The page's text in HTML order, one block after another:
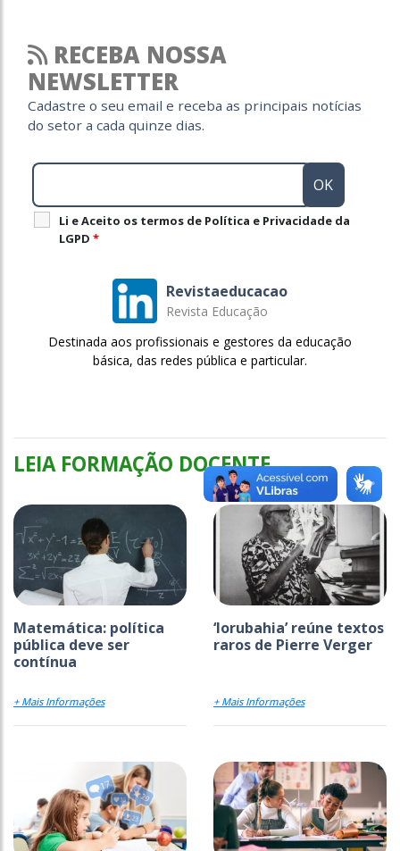
RECEBA NOSSA
NEWSLETTER
Cadastre o seu email e receba as principais notícias
do setor a cada quinze dias.
Li e Aceito os termos de Política e Privacidade da
LGPD *
Revistaeducacao
Revista Educação
Destinada aos profissionais e gestores da educação
básica, das redes pública e particular.
LEIA FORMAÇÃO DOCENTE
Matemática: política
pública deve ser
contínua
+ Mais Informações
‘Iorubahia’ reúne textos
raros de Pierre Verger
+ Mais Informações